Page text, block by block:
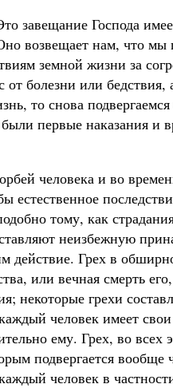
завещание Господа
возвещает нам, что мы
земной жизни за
от болезни или
то снова
первые наказания и
человека и во
естественное
тому, как
неизбежную
действие. Грех в
или вечная смерть
некоторые грехи
человек имеет
ему. Грех, во всех
подвергается вообще
человек в